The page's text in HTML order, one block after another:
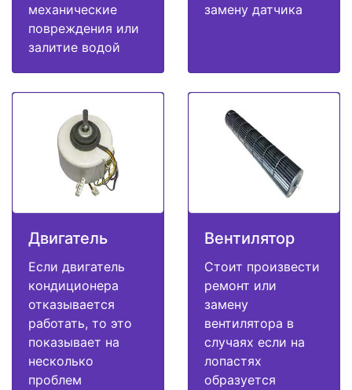
механические
повреждения или
залитие водой
замену датчика
Двигатель
Если двигатель
кондиционера
отказывается
работать, то это
показывает на
несколько
проблем
Вентилятор
Стоит произвести
ремонт или
замену
вентилятора в
случаях если на
лопастях
образуется